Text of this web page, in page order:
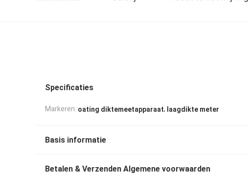
Specificaties
Markeren: oating diktemeetapparaat, laagdikte meter
Basis informatie
Betalen & Verzenden Algemene voorwaarden